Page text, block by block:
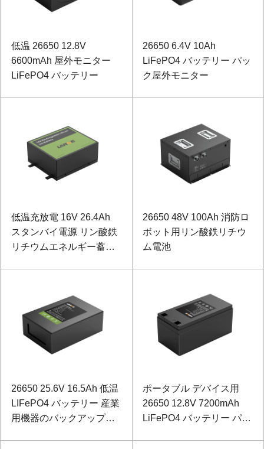
低温 26650 12.8V
6600mAh 屋外モニター
LiFePO4 バッテリー
26650 6.4V 10Ah
LiFePO4 バッテリー パッ
ク屋外モニター
低温充放電 16V 26.4Ah
スタンバイ電源 リン酸鉄
リチウムエネルギー蓄電
26650 48V 100Ah 消防ロ
ボット用リン酸鉄リチウ
ム電池
26650 25.6V 16.5Ah 低温
LIFePO4 バッテリー 産業
用機器のバックアップ電
ポータブル デバイス用
26650 12.8V 7200mAh
LiFePO4 バッテリー パッ